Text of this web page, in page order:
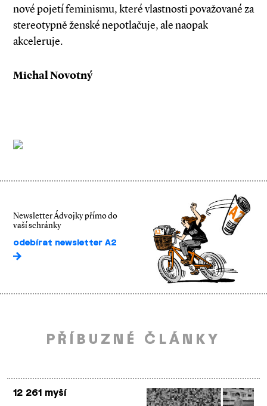
nové pojetí feminismu, které vlastnosti považované za
stereotypně ženské nepotlačuje, ale naopak
akceleruje.
Michal Novotný
Newsletter Ádvojky přímo do
vaší schránky
odebírat newsletter A2
PŘÍBUZNÉ ČLÁNKY
12 261 myší